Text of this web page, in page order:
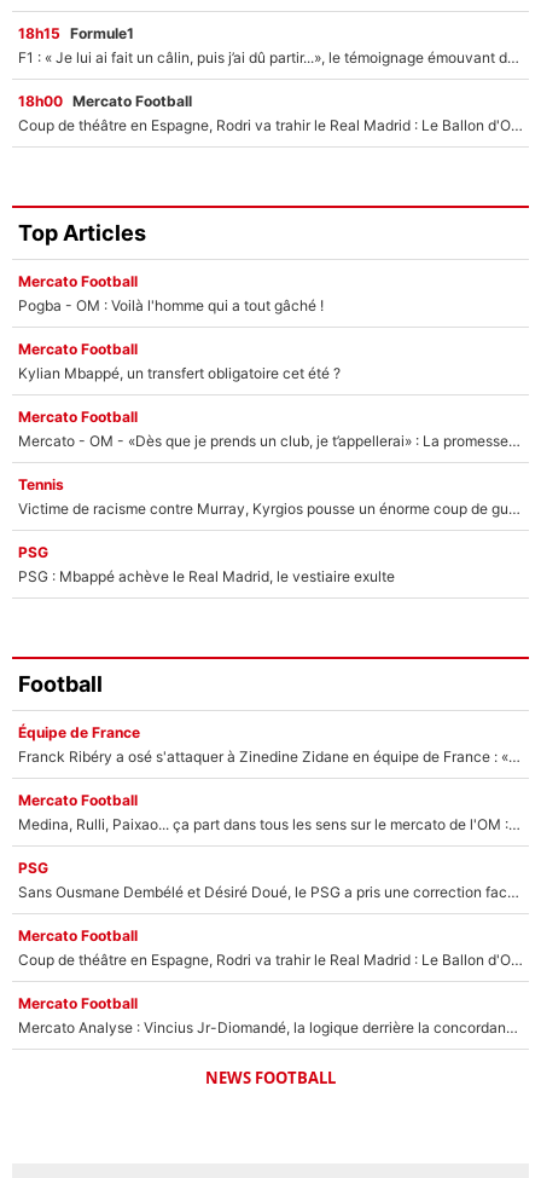
18h15 Formule1
F1 : « Je lui ai fait un câlin, puis j’ai dû partir...», le témoignage émouvant de Max Verstappen sur sa fille
18h00 Mercato Football
Coup de théâtre en Espagne, Rodri va trahir le Real Madrid : Le Ballon d'Or a choisi de signer au FC Barcelone !
Top Articles
Mercato Football
Pogba - OM : Voilà l'homme qui a tout gâché !
Mercato Football
Kylian Mbappé, un transfert obligatoire cet été ?
Mercato Football
Mercato - OM - «Dès que je prends un club, je t’appellerai» : La promesse de Marcelino au moment de claquer la porte
Tennis
Victime de racisme contre Murray, Kyrgios pousse un énorme coup de gueule !
PSG
PSG : Mbappé achève le Real Madrid, le vestiaire exulte
Football
Équipe de France
Franck Ribéry a osé s'attaquer à Zinedine Zidane en équipe de France : «Je n'aurais jamais fait ça»
Mercato Football
Medina, Rulli, Paixao... ça part dans tous les sens sur le mercato de l'OM : Frank McCourt va enfin récupérer l'argent qu'il attend ?
PSG
Sans Ousmane Dembélé et Désiré Doué, le PSG a pris une correction face à Majorque : Luis Enrique attend avec impatience des renforts !
Mercato Football
Coup de théâtre en Espagne, Rodri va trahir le Real Madrid : Le Ballon d'Or a choisi de signer au FC Barcelone !
Mercato Football
Mercato Analyse : Vincius Jr-Diomandé, la logique derrière la concordance des temps
NEWS FOOTBALL